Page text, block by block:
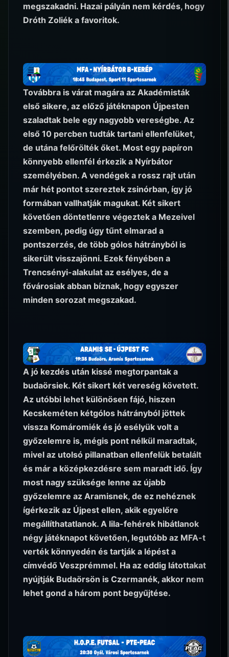
megszakadni. Hazai pályán nem kérdés, hogy
Dróth Zoliék a favoritok.
Továbbra is várat magára az Akadémisták
első sikere, az előző játéknapon Újpesten
szaladtak bele egy nagyobb vereségbe. Az
első 10 percben tudták tartani ellenfelüket,
de utána felőrölték őket. Most egy papíron
könnyebb ellenfél érkezik a Nyírbátor
személyében. A vendégek a rossz rajt után
már hét pontot szereztek zsinórban, így jó
formában vallhatják magukat. Két sikert
követően döntetlenre végeztek a Mezeivel
szemben, pedig úgy tűnt elmarad a
pontszerzés, de több gólos hátrányból is
sikerült visszajönni. Ezek fényében a
Trencsényi-alakulat az esélyes, de a
fővárosiak abban bíznak, hogy egyszer
minden sorozat megszakad.
A jó kezdés után kissé megtorpantak a
budaörsiek. Két sikert két vereség követett.
Az utóbbi lehet különösen fájó, hiszen
Kecskeméten kétgólos hátrányból jöttek
vissza Komáromiék és jó esélyük volt a
győzelemre is, mégis pont nélkül maradtak,
mivel az utolsó pillanatban ellenfelük betalált
és már a középkezdésre sem maradt idő. Így
most nagy szüksége lenne az újabb
győzelemre az Aramisnek, de ez nehéznek
ígérkezik az Újpest ellen, akik egyelőre
megállíthatatlanok. A lila-fehérek hibátlanok
négy játéknapot követően, legutóbb az MFA-t
verték könnyedén és tartják a lépést a
címvédő Veszprémmel. Ha az eddig látottakat
nyújtják Budaörsön is Czermanék, akkor nem
lehet gond a három pont begyűjtése.